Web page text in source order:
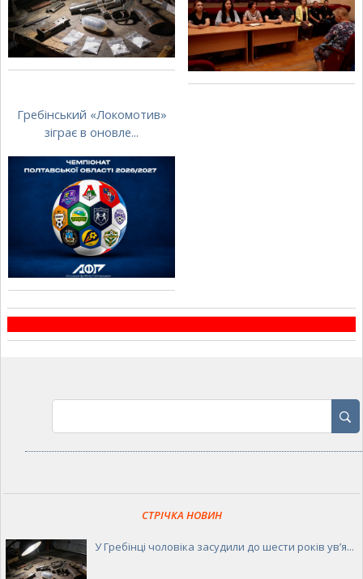
Гребінський «Локомотив»
зіграє в оновле...
СТРІЧКА НОВИН
У Гребінці чоловіка засудили до шести років ув’я...